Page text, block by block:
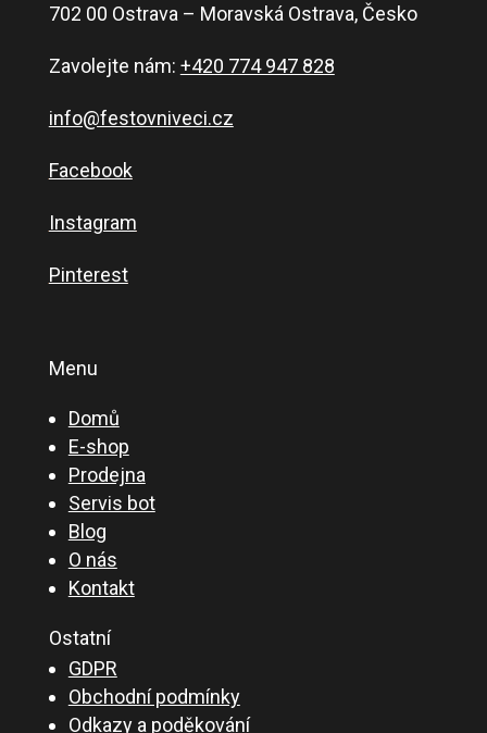
702 00 Ostrava – Moravská Ostrava, Česko
Zavolejte nám: +420 774 947 828
info@festovniveci.cz
Facebook
Instagram
Pinterest
Menu
Domů
E-shop
Prodejna
Servis bot
Blog
O nás
Kontakt
Ostatní
GDPR
Obchodní podmínky
Odkazy a poděkování